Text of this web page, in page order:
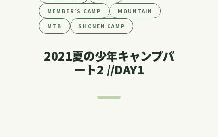
MEMBER’S CAMP MOUNTAIN
MTB SHONEN CAMP
2021夏の少年キャンプパ
ート2 //DAY1